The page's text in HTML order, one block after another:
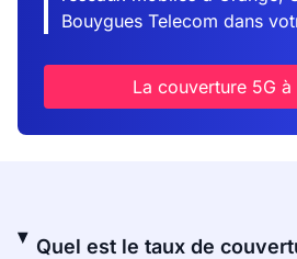
Bouygues Telecom dans
La couverture 5G à
Quel est le taux de